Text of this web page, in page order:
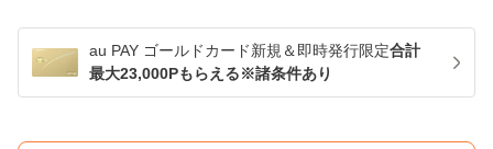
au PAY ゴールドカード新規＆即時発行限定合計
最大23,000Pもらえる※諸条件あり